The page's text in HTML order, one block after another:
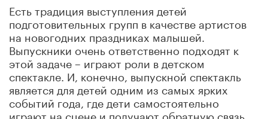
Есть традиция выступления детей
подготовительных групп в качестве артистов
на новогодних праздниках малышей.
Выпускники очень ответственно подходят к
этой задаче – играют роли в детском
спектакле. И, конечно, выпускной спектакль
является для детей одним из самых ярких
событий года, где дети самостоятельно
играют на сцене и получают обратную связь